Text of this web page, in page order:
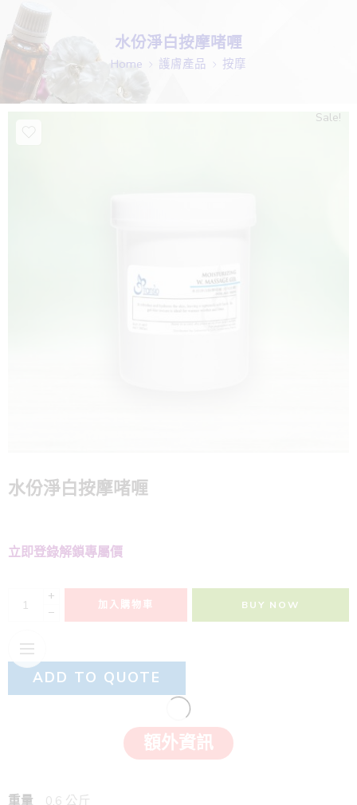
水份淨白按摩啫喱
Home 護膚產品 按摩
Sale!
水份淨白按摩啫喱
立即登錄解鎖專屬價
+
−
加入購物車 BUY NOW
ADD TO QUOTE
額外資訊
重量 0.6 公斤